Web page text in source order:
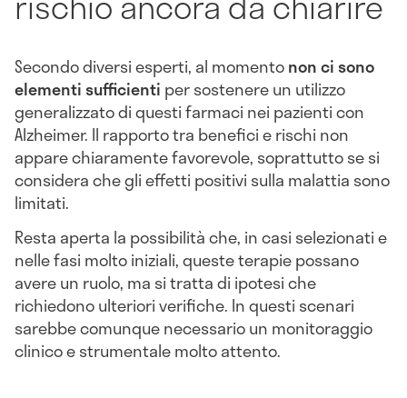
Secondo diversi esperti, al momentonon ci sono
elementi sufficienti per sostenere un utilizzo
generalizzato di questi farmaci nei pazienti con
Alzheimer. Il rapporto tra benefici e rischi non
appare chiaramente favorevole, soprattutto se si
considera che gli effetti positivi sulla malattia sono
limitati.
Resta aperta la possibilità che, in casi selezionati e
nelle fasi molto iniziali, queste terapie possano
avere un ruolo, ma si tratta di ipotesi che
richiedono ulteriori verifiche. In questi scenari
sarebbe comunque necessario un monitoraggio
clinico e strumentale molto attento.